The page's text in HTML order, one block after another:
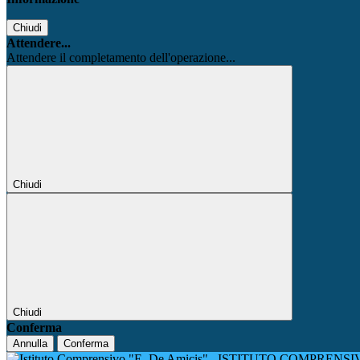
Chiudi
Attendere...
Attendere il completamento dell'operazione...
Chiudi
Chiudi
Conferma
Annulla Conferma